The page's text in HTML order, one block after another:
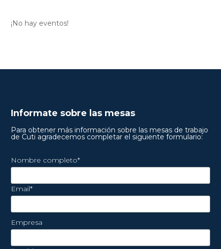
¡No hay eventos!
Informate sobre las mesas
Para obtener más información sobre las mesas de trabajo
de Cuti agradecemos completar el siguiente formulario:
Nombre completo*
Email*
Empresa